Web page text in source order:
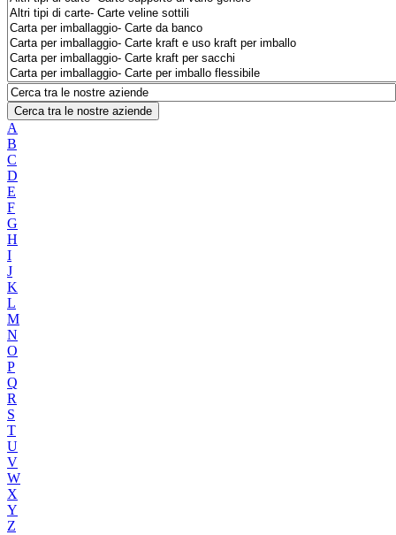
Cerca tra le nostre aziende
A
B
C
D
E
F
G
H
I
J
K
L
M
N
O
P
Q
R
S
T
U
V
W
X
Y
Z